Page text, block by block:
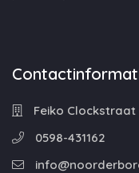
Feiko Clockstraat
0598-431162